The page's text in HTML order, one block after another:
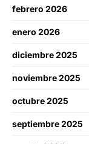
febrero 2026
enero 2026
diciembre 2025
noviembre 2025
octubre 2025
septiembre 2025